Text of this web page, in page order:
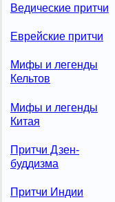
Ведические притчи
Еврейские притчи
Мифы и легенды
Кельтов
Мифы и легенды
Китая
Притчи Дзен-
буддизма
Притчи Индии